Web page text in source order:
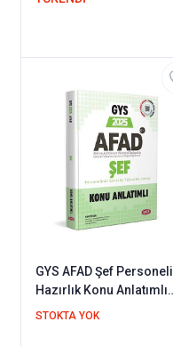
GYS AFAD Şef Personeli
Hazırlık Konu Anlatımlı
Data Yayınları 2025
STOKTA YOK